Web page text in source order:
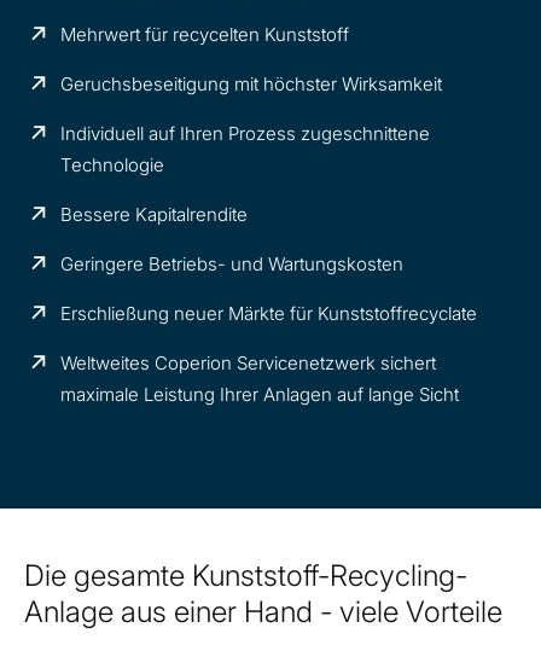
Mehrwert für recycelten Kunststoff
Geruchsbeseitigung mit höchster Wirksamkeit
Individuell auf Ihren Prozess zugeschnittene
Technologie
Bessere Kapitalrendite
Geringere Betriebs- und Wartungskosten
Erschließung neuer Märkte für Kunststoffrecyclate
Weltweites Coperion Servicenetzwerk sichert
maximale Leistung Ihrer Anlagen auf lange Sicht
Die gesamte Kunststoff-Recycling-
Anlage aus einer Hand - viele Vorteile